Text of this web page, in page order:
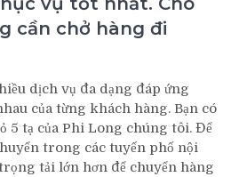
cần chở hàng đi
dịch vụ đa dạng đáp ứng
của từng khách hàng. Bạn có
5 tạ của Phi Long chúng tôi. Để
trong các tuyến phố nội
tải lớn hơn để chuyển hàng